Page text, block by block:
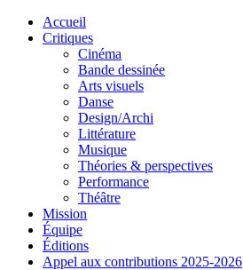
Skip
Accueil
Critiques
Cinéma
Bande dessinée
Arts visuels
Danse
Design/Archi
Littérature
Musique
Théories & perspectives
Performance
Théâtre
Mission
Équipe
Éditions
Appel aux contributions 2025-2026